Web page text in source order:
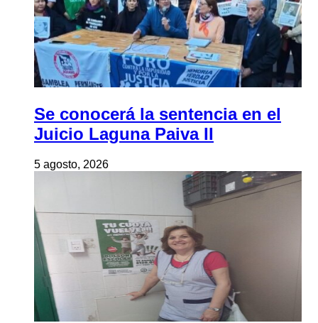
Se conocerá la sentencia en el
Juicio Laguna Paiva II
5 agosto, 2026